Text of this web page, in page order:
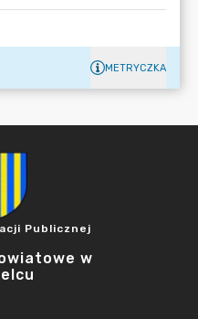
METRYCZKA
Publicznej
w